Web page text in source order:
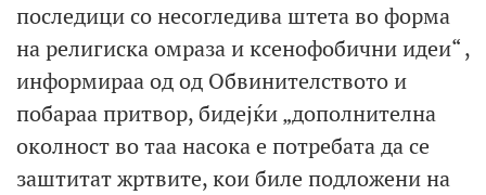
последици со несогледива штета во форма
на религиска омраза и ксенофобични идеи“ ,
информираа од од Обвинителството и
побараа притвор, бидејќи „дополнителна
околност во таа насока е потребата да се
заштитат жртвите, кои биле подложени на